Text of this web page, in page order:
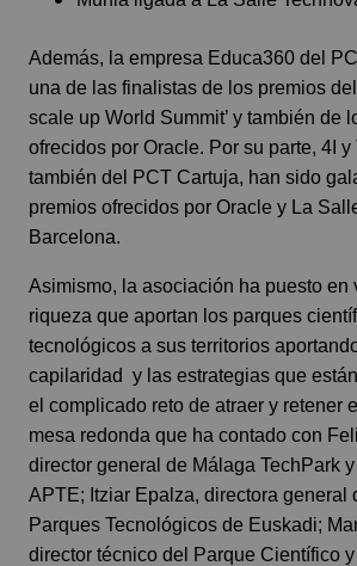
Además, la empresa Educa360 del
una de las finalistas de los premios
scale up World Summit’ y también de
ofrecidos por Oracle. Por su parte, 4I y
también del PCT Cartuja, han sido
premios ofrecidos por Oracle y La
Barcelona.
Asimismo, la asociación ha puesto en
riqueza que aportan los parques
tecnológicos a sus territorios
capilaridad y las estrategias que
el complicado reto de atraer y retener
mesa redonda que ha contado con
director general de Málaga TechPark
APTE; Itziar Epalza, directora general
Parques Tecnológicos de Euskadi;
director técnico del Parque Científico